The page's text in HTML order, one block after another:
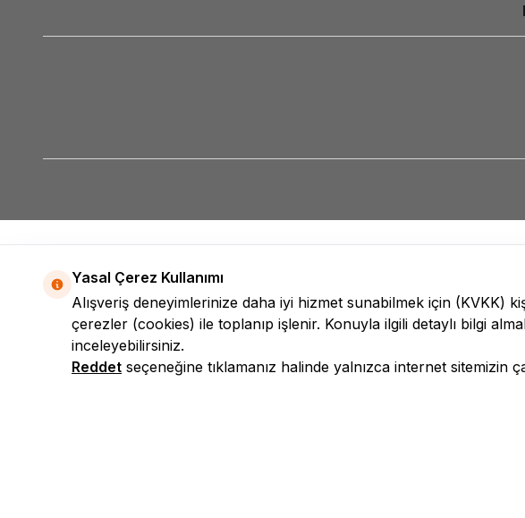
Yasal Çerez Kullanımı
Alışveriş deneyimlerinize daha iyi hizmet sunabilmek için (KVKK)
çerezler (cookies) ile toplanıp işlenir. Konuyla ilgili detaylı bilgi
inceleyebilirsiniz.
Reddet seçeneğine tıklamanız halinde yalnızca internet sitemizin